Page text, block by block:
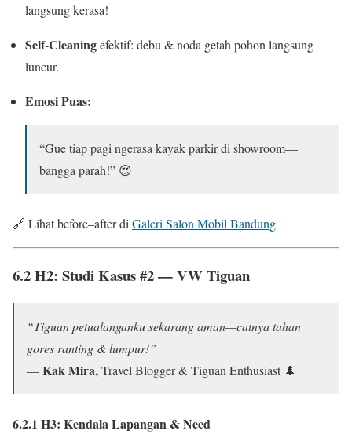
langsung kerasa!
Self-Cleaningefektif: debu & noda getah pohon langsung
luncur.
Emosi Puas:
“Gue tiap pagi ngerasa kayak parkir di showroom—
bangga parah!” 😍
🔗 Lihat before–after di Galeri Salon Mobil Bandung
6.2 H2: Studi Kasus #2 —VW Tiguan
“Tiguan petualanganku sekarang aman—catnya tahan
gores ranting & lumpur!”
—Kak Mira,Travel Blogger & Tiguan Enthusiast 🌲
6.2.1 H3: Kendala Lapangan & Need